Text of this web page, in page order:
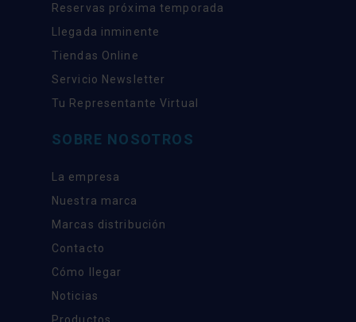
Reservas próxima temporada
Llegada inminente
Tiendas Online
Servicio Newsletter
Tu Representante Virtual
SOBRE NOSOTROS
La empresa
Nuestra marca
Marcas distribución
Contacto
Cómo llegar
Noticias
Productos